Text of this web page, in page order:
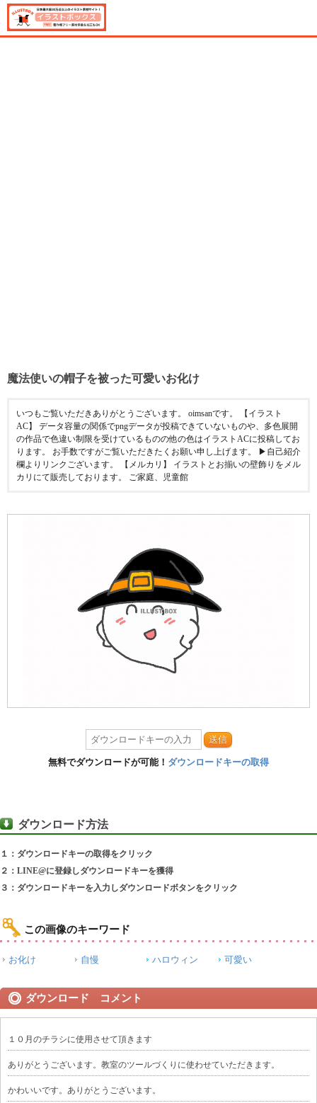
魔法使いの帽子を被った可愛いお化け
いつもご覧いただきありがとうございます。 oimsanです。 【イラスト
AC】 データ容量の関係でpngデータが投稿できていないものや、多色展開
の作品で色違い制限を受けているものの他の色はイラストACに投稿してお
ります。 お手数ですがご覧いただきたくお願い申し上げます。 ▶︎自己紹介
欄よりリンクございます。 【メルカリ】 イラストとお揃いの壁飾りをメル
カリにて販売しております。 ご家庭、児童館
送信
無料でダウンロードが可能！ ダウンロードキーの取得
ダウンロード方法
１：ダウンロードキーの取得をクリック
２：LINE@に登録しダウンロードキーを獲得
３：ダウンロードキーを入力しダウンロードボタンをクリック
この画像のキーワード
お化け 自慢 ハロウィン 可愛い
ダウンロード コメント
１０月のチラシに使用させて頂きます
ありがとうございます。教室のツールづくりに使わせていただきます。
かわいいです。ありがとうございます。